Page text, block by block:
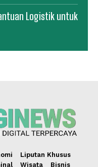
Logistik untuk
Liputan Khusus
Wisata Bisnis